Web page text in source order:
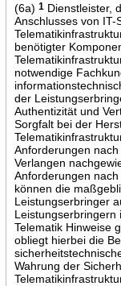
(6a) 1Dienstleister,
Anschlusses von
benötigter
notwendige
der
Authentizität und
Sorgfalt bei der
Anforderungen
Verlangen
Anforderungen
können die
Leistungserbringer
Leistungserbringern
Telematik Hinweise
obliegt hierbei die
Wahrung der